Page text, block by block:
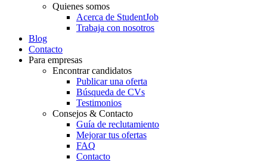
Quienes somos
Acerca de StudentJob
Trabaja con nosotros
Blog
Contacto
Para empresas
Encontrar candidatos
Publicar una oferta
Búsqueda de CVs
Testimonios
Consejos & Contacto
Guía de reclutamiento
Mejorar tus ofertas
FAQ
Contacto